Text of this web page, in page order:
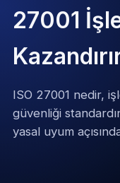
27001
ISO 27001 nedir,
güvenliği
yasal uyum